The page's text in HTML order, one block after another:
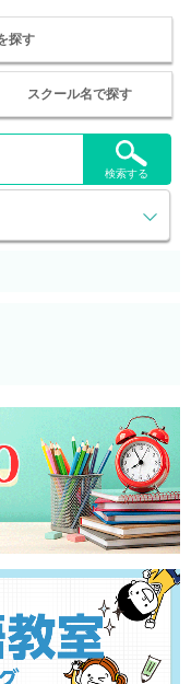
探す
スクール名で探す
検索する